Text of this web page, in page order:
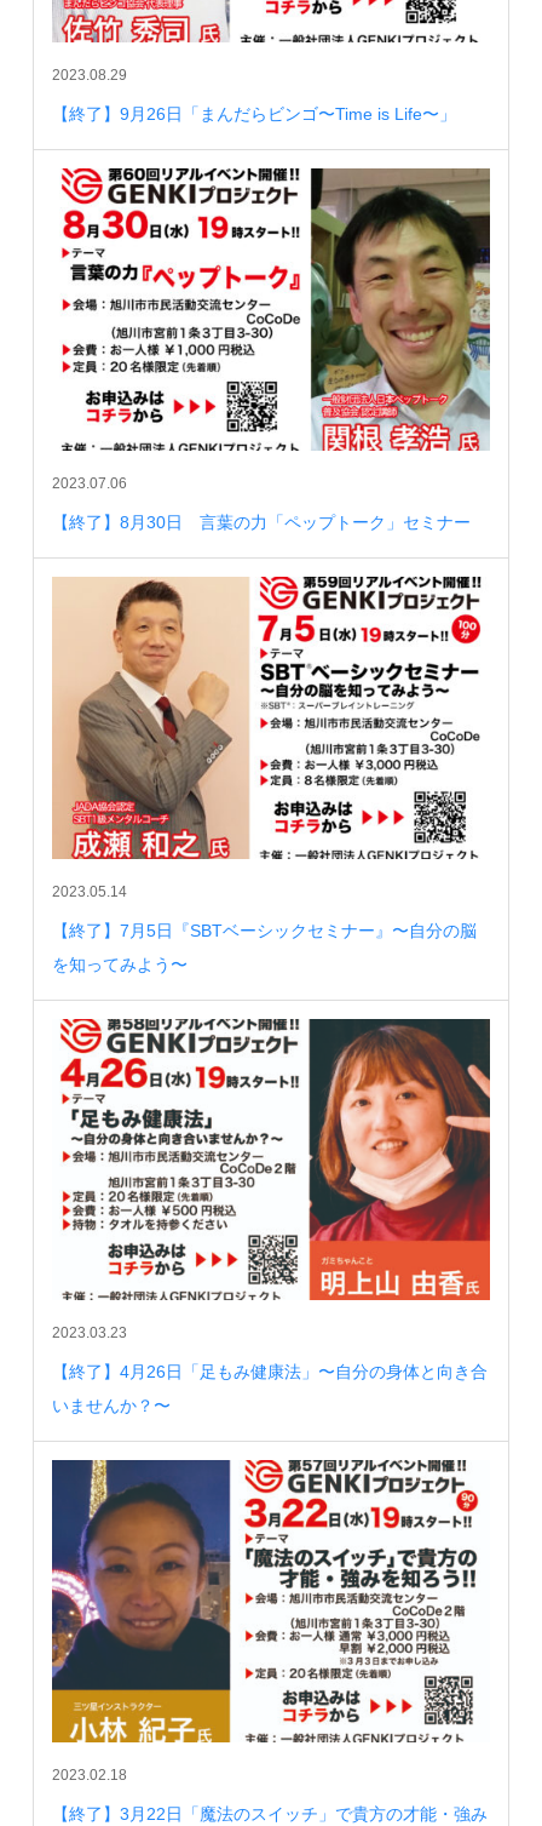
2023.08.29
【終了】9月26日「まんだらビンゴ〜Time is Life〜」
2023.07.06
【終了】8月30日 言葉の力「ペップトーク」セミナー
2023.05.14
【終了】7月5日『SBTベーシックセミナー』〜自分の脳
を知ってみよう〜
2023.03.23
【終了】4月26日「足もみ健康法」〜自分の身体と向き合
いませんか？〜
2023.02.18
【終了】3月22日「魔法のスイッチ」で貴方の才能・強み